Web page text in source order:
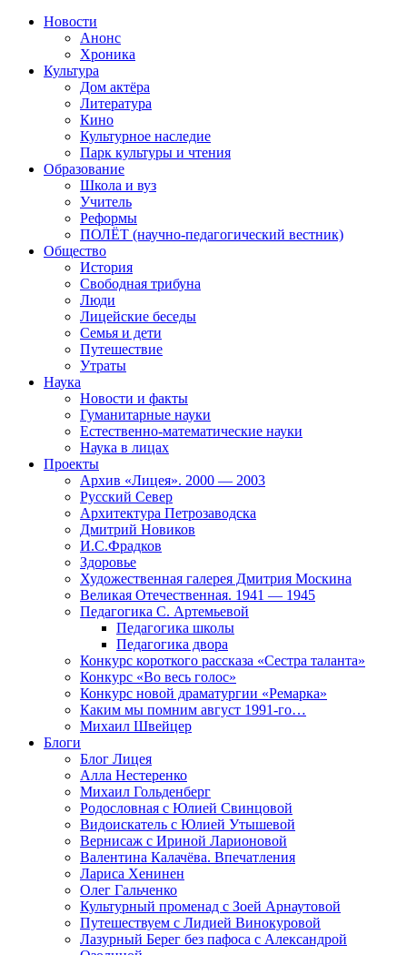
Новости
Анонс
Хроника
Культура
Дом актёра
Литература
Кино
Культурное наследие
Парк культуры и чтения
Образование
Школа и вуз
Учитель
Реформы
ПОЛЁТ (научно-педагогический вестник)
Общество
История
Свободная трибуна
Люди
Лицейские беседы
Семья и дети
Путешествие
Утраты
Наука
Новости и факты
Гуманитарные науки
Естественно-математические науки
Наука в лицах
Проекты
Архив «Лицея». 2000 — 2003
Русский Север
Архитектура Петрозаводска
Дмитрий Новиков
И.С.Фрадков
Здоровье
Художественная галерея Дмитрия Москина
Великая Отечественная. 1941 — 1945
Педагогика С. Артемьевой
Педагогика школы
Педагогика двора
Конкурс короткого рассказа «Сестра таланта»
Конкурс «Во весь голос»
Конкурс новой драматургии «Ремарка»
Каким мы помним август 1991-го…
Михаил Швейцер
Блоги
Блог Лицея
Алла Нестеренко
Михаил Гольденберг
Родословная с Юлией Свинцовой
Видоискатель с Юлией Утышевой
Вернисаж с Ириной Ларионовой
Валентина Калачёва. Впечатления
Лариса Хенинен
Олег Гальченко
Культурный променад с Зоей Арнаутовой
Путешествуем с Лидией Винокуровой
Лазурный Берег без пафоса с Александрой